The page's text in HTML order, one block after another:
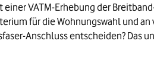
einer VATM-Erhebung der
für die Wohnungswahl und
Anschluss entscheiden? Das